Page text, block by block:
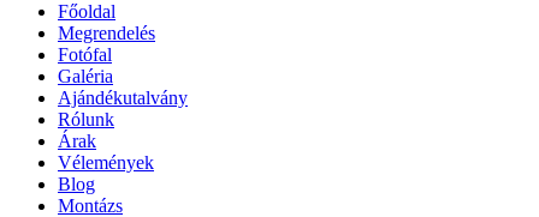
Főoldal
Megrendelés
Fotófal
Galéria
Ajándékutalvány
Rólunk
Árak
Vélemények
Blog
Montázs